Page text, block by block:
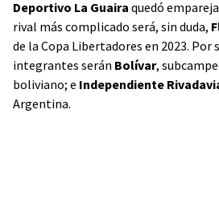
Deportivo La Guaira quedó
rival más complicado será, sin duda,
de la Copa Libertadores en 2023.
integrantes serán Bolívar,
boliviano; e Independiente
Argentina.